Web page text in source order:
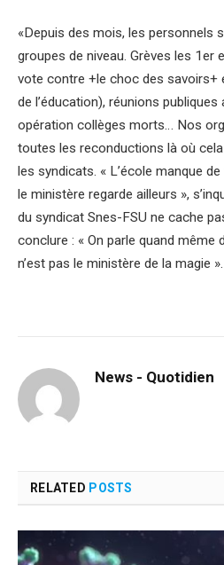
«Depuis des mois, les personnels
groupes de niveau. Grèves les 1er
vote contre +le choc des savoirs+
de l’éducation), réunions publiques
opération collèges morts… Nos
toutes les reconductions là où
les syndicats. « L’école manque
le ministère regarde ailleurs »,
du syndicat Snes-FSU ne cache
conclure : « On parle quand même
n’est pas le ministère de la magie ».
News - Quotidien
RELATED POSTS